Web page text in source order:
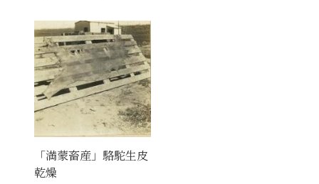
「満蒙畜産」駱駝生皮
乾燥